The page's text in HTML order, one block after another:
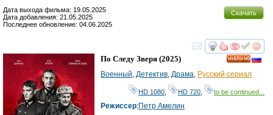
Скачать
Дата выхода фильма: 19.05.2025
Дата добавления: 21.05.2025
Последнее обновление: 04.06.2025
смотреть
По Следу Зверя (2025)
Военный Детектив Драма Русский сериал
HD 1080 HD 720 to be continued...
Режиссер:Петр Амелин